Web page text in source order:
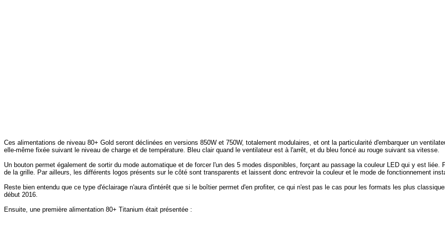
Ces alimentations de niveau 80+ Gold seront déclinées en versions 850W et 750W, totalement modulaires, et ont la particularité d'embarquer un
elle-même fixée suivant le niveau de charge et de température. Bleu clair quand le ventilateur est à l'arrêt, et du bleu foncé au rouge suivant sa vitesse.
Un bouton permet également de sortir du mode automatique et de forcer l'un des 5 modes disponibles, forçant au passage la couleur LED qui y est
de la grille. Par ailleurs, les différents logos présents sur le côté sont transparents et laissent donc entrevoir la couleur et le mode de fonctionnement
Reste bien entendu que ce type d'éclairage n'aura d'intérêt que si le boîtier permet d'en profiter, ce qui n'est pas le cas pour les formats les plus
début 2016.
Ensuite, une première alimentation 80+ Titanium était présentée :